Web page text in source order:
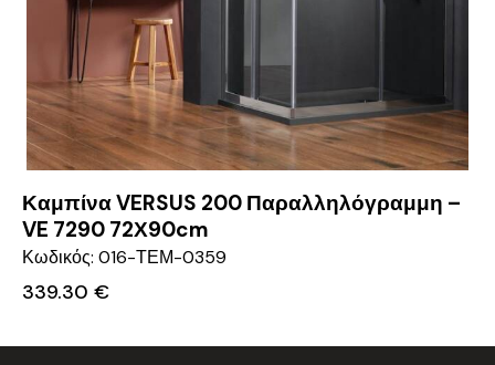
Καμπίνα VERSUS 200 Παραλληλόγραμμη –
VE 7290 72Χ90cm
Κωδικός: 016-ΤΕΜ-0359
339.30 €